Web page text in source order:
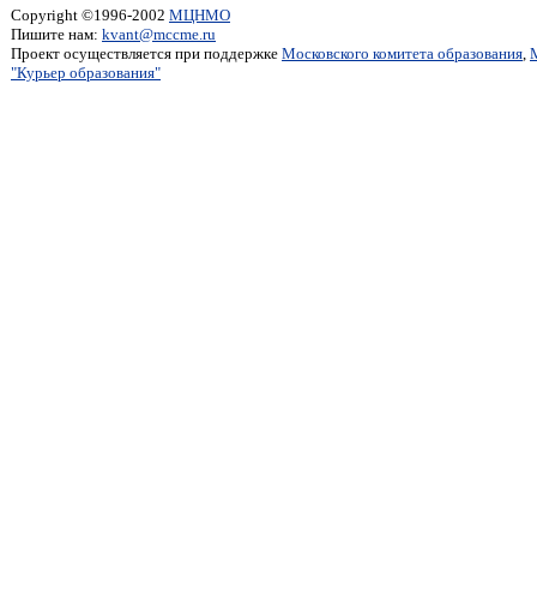
Copyright ©1996-2002 МЦНМО
Пишите нам: kvant@mccme.ru
Проект осуществляется при поддержке Московского комитета образования,
"Курьер образования"